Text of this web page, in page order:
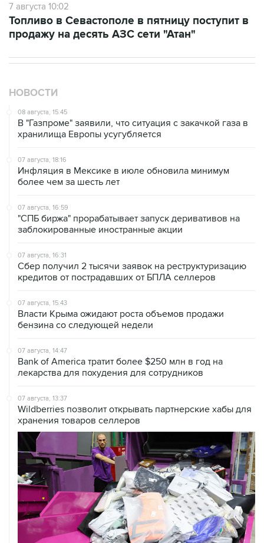
7 августа 10:02
Топливо в Севастополе в пятницу поступит в
продажу на десять АЗС сети "Атан"
НОВОСТИ
08 августа, 15:45
В "Газпроме" заявили, что ситуация с закачкой газа в
хранилища Европы усугубляется
07 августа, 18:16
Инфляция в Мексике в июле обновила минимум
более чем за шесть лет
07 августа, 16:59
"СПБ биржа" прорабатывает запуск деривативов на
заблокированные иностранные акции
07 августа, 16:31
Сбер получил 2 тысячи заявок на реструктуризацию
кредитов от пострадавших от БПЛА селлеров
07 августа, 15:43
Власти Крыма ожидают роста объемов продажи
бензина со следующей недели
07 августа, 14:47
Bank of America тратит более $250 млн в год на
лекарства для похудения для сотрудников
07 августа, 13:37
Wildberries позволит открывать партнерские хабы для
хранения товаров селлеров